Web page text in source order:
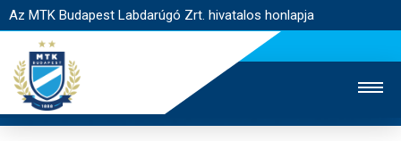
Az MTK Budapest Labdarúgó Zrt. hivatalos honlapja